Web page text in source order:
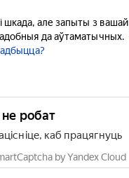
шкада, але запыты з вашай
да аўтаматычных.
адбыцца?
робат
каб працягнуць
by Yandex Cloud